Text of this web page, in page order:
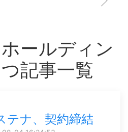
ホールディン
記事一覧
テナ、契約締結